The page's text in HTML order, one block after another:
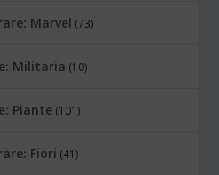
Marvel (73)
Militaria (10)
Piante (101)
Fiori (41)